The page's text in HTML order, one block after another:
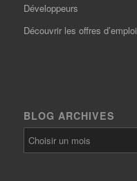
Développeurs
Découvrir les offres d’emploi
BLOG ARCHIVES